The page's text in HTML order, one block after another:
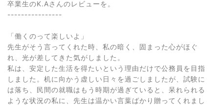
卒業生のK.Aさんのレビューを。
----------------
「働くのって楽しいよ」
先生がそう言ってくれた時、私の暗く、固まった心がほぐ
れ、光が差してきた気がしました。
私は、安定した生活を得たいという理由だけで公務員を目指
しました。机に向かう虚しい日々を過ごしましたが、試験に
は落ち、民間の就職はもう時期が過ぎていると、呆れられる
ような状況の私に、先生は温かい言葉ばかり贈ってくれまし